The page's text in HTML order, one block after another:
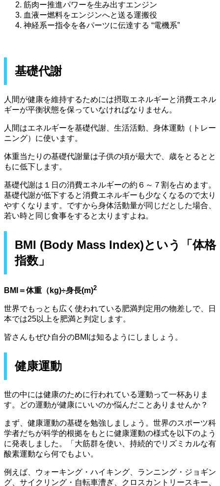
筋肉ー推進パワーを生み出すエンジン
血液ー燃料をエンジンへと送る運搬役
神経系ー指令を各パーツに伝達する “電機系”
基礎代謝
人間が健康を維持するためには摂取エネルギーと消費エネル
ギーが平衡状態を保っていなければなりません。
人間はエネルギーを基礎代謝、生活活動、身体運動（トレー
ニング）に使います。
体重当たりの基礎代謝量は子供の頃が最大で、歳をとるとと
もに低下します。
基礎代謝は１日の消費エネルギーの約６～７割を占めます。
基礎代謝が低下すると消費エネルギーも少なくなるので太り
やすくなります。ですから身体活動量が同じだとした場合、
若い時と同じ食事をすると太りますよね。
BMI (Body Mass Index)という「体格
指数」
BMI＝体重（kg)÷身長(m)2
世界でもっとも広く使われている肥満判定用の物差しで、日
本では25以上を肥満と判定します。
皆さんもぜひ自分のBMIは知るようにしましょう。
健康運動
世の中には健康のために行われている運動って一杯ありま
す。どの運動が健康にいいのか悩んだことありませんか？
まず、健康運動の基礎を勉強しましょう。世界のスポーツ科
学者だちが科学的根拠をもとに健康運動の様式を以下のよう
に発表しました。「大筋群を使い、持続的でリズミカルな有
酸素運動なら何でもよい。
例えば、ウォーキング・ハイキング、ランニング・ジョギン
グ、サイクリング・自転車漕ぎ、クロスカントリースキー、